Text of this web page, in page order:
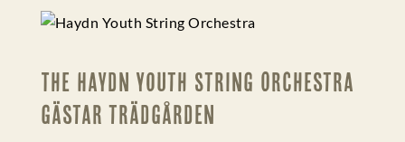
The Haydn Youth String Orchestra
gästar trädgården